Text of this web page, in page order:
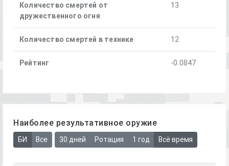
Количество смертей от
дружественного огня
13
Количество смертей в технике 12
Рейтинг -0.0847
Наиболее результативное оружие
БИ Все 30 дней Ротация 1 год Всё время